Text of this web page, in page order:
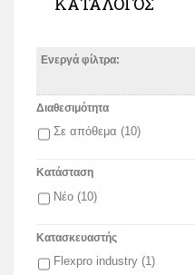
Ενεργά φίλτρα:
Διαθεσιμότητα
Σε απόθεμα (10)
Κατάσταση
Νέο (10)
Κατασκευαστής
Flexpro industry (1)